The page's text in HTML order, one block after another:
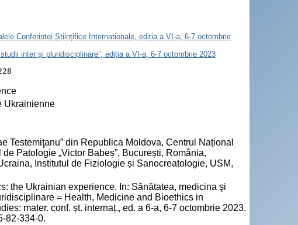
Conferinței Științifice Internaționale, ediția a VI-a, 6-7 octombrie
inter și pluridisciplinare”, ediția a VI-a, 6-7 octombrie 2023
Ukrainienne
Testemiţanu” din Republica Moldova, Centrul Național
Patologie „Victor Babeș”, București, România,
Institutul de Fiziologie și Sanocreatologie, USM,
the Ukrainian experience. In: Sănătatea, medicina şi
= Health, Medicine and Bioethics in
mater. conf. șt. internaț., ed. a 6-a, 6-7 octombrie 2023.
82-334-0.